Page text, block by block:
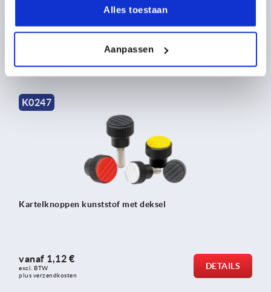
Alles toestaan
Aanpassen
K0247
Kartelknoppen kunststof met deksel
vanaf 1,12 €
excl. BTW
plus verzendkosten
DETAILS